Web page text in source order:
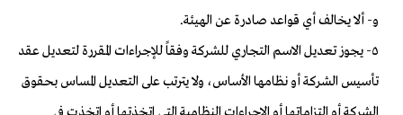
و- ألا يخالف أي قواعد صادرة عن الهيئة.
٥- يجوز تعديل الاسم التجاري للشركة وفقاً للإجراءات المقررة لتعديل عقد
تأسيس الشركة أو نظامها الأساس، ولا يترتب على التعديل المساس بحقوق